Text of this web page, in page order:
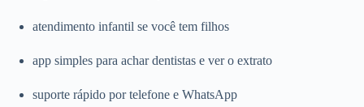
atendimento infantil se você tem filhos
app simples para achar dentistas e ver o extrato
suporte rápido por telefone e WhatsApp